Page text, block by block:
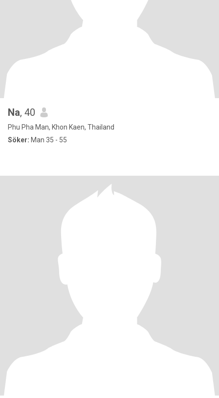
Na, 40
Phu Pha Man, Khon Kaen, Thailand
Söker: Man 35 - 55